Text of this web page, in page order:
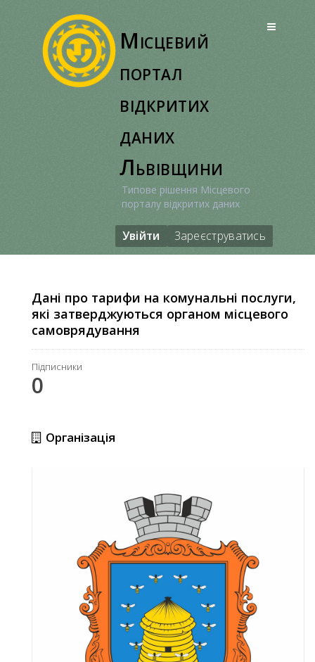
Місцевий
портал
відкритих
даних
Львівщини
Типове рішення Місцевого
порталу відкритих даних
Увійти Зареєструватись
Дані про тарифи на комунальні послуги,
які затверджуються органом місцевого
самоврядування
Підписники
0
Організація